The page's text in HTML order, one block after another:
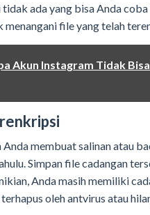
ada yang bisa Anda
menangani file yang telah
Akun Instagram Tidak
Anda membuat salinan atau
Simpan file cadangan
Anda masih memiliki
oleh antvirus atau